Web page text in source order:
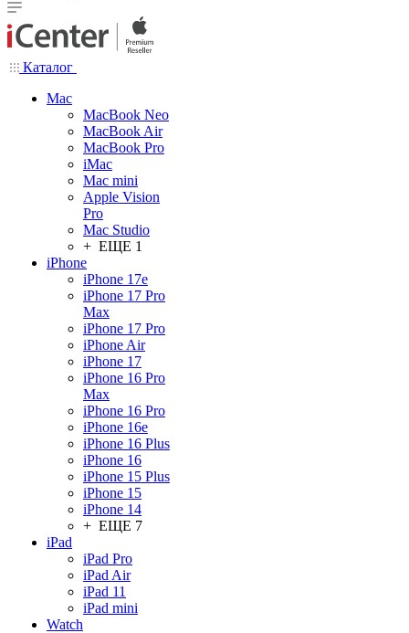
Каталог
Mac
MacBook Neo
MacBook Air
MacBook Pro
iMac
Mac mini
Apple Vision
Pro
Mac Studio
+ ЕЩЕ 1
iPhone
iPhone 17e
iPhone 17 Pro
Max
iPhone 17 Pro
iPhone Air
iPhone 17
iPhone 16 Pro
Max
iPhone 16 Pro
iPhone 16e
iPhone 16 Plus
iPhone 16
iPhone 15 Plus
iPhone 15
iPhone 14
+ ЕЩЕ 7
iPad
iPad Pro
iPad Air
iPad 11
iPad mini
Watch